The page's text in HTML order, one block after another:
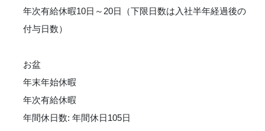
年次有給休暇10日～20日（下限日数は入社半年経過後の
付与日数）
お盆
年末年始休暇
年次有給休暇
年間休日数: 年間休日105日